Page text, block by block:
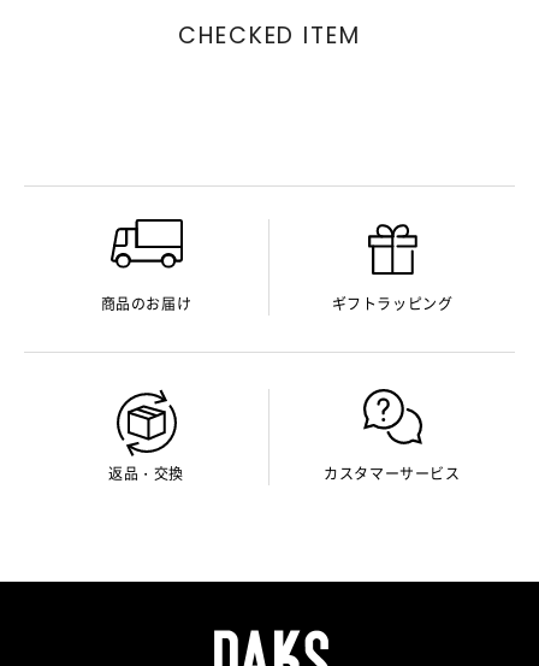
CHECKED ITEM
商品のお届け ギフトラッピング
返品・交換 カスタマーサービス